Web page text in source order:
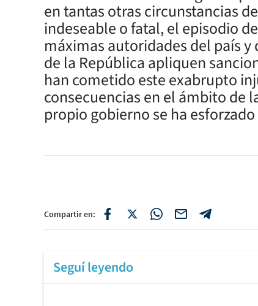
en tantas otras circunstancias
indeseable o fatal, el episodio
máximas autoridades del país
de la República apliquen
han cometido este exabrupto
consecuencias en el ámbito de
propio gobierno se ha
Compartir en:
Seguí leyendo